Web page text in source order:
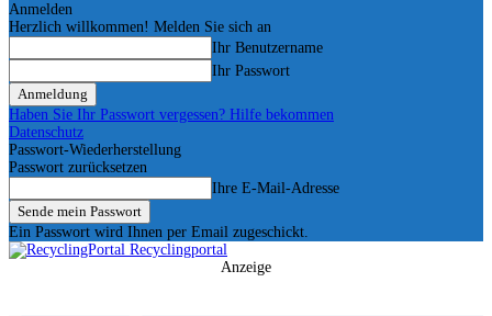
Anmelden
Herzlich willkommen! Melden Sie sich an
Ihr Benutzername
Ihr Passwort
Haben Sie Ihr Passwort vergessen? Hilfe bekommen
Datenschutz
Passwort-Wiederherstellung
Passwort zurücksetzen
Ihre E-Mail-Adresse
Ein Passwort wird Ihnen per Email zugeschickt.
Recyclingportal
Anzeige